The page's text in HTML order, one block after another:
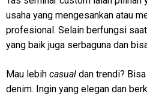
usaha yang mengesankan atau
profesional. Selain berfungsi
yang baik juga serbaguna dan
Mau lebih casual dan trendi?
denim. Ingin yang elegan dan